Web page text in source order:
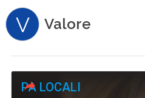
V Valore
PA LOCALI